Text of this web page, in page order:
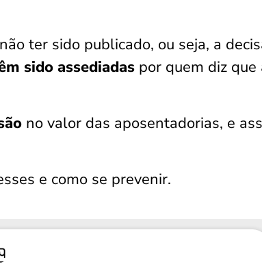
ter sido publicado, ou seja, a
sido assediadas por quem diz que
no valor das aposentadorias, e
e como se prevenir.